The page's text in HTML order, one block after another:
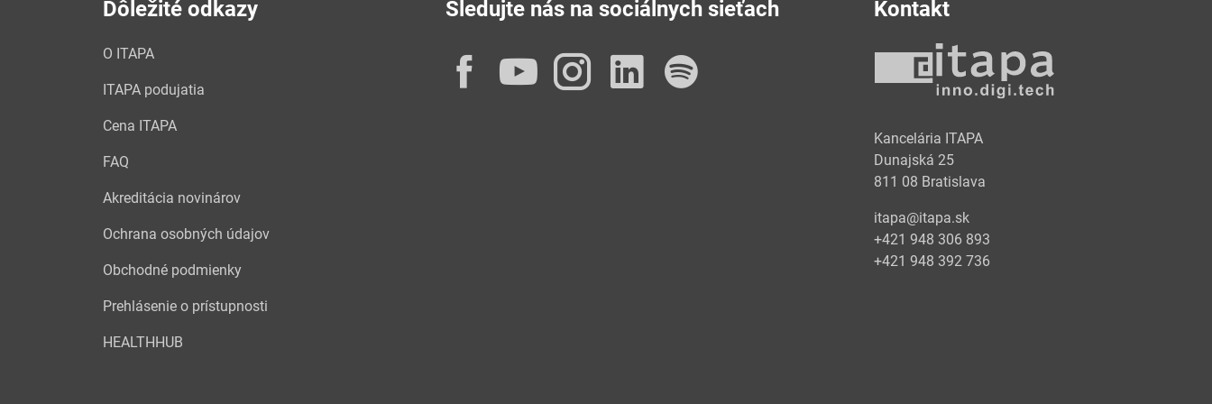
Dôležité odkazy
O ITAPA
ITAPA podujatia
Cena ITAPA
FAQ
Akreditácia novinárov
Ochrana osobných údajov
Obchodné podmienky
Prehlásenie o prístupnosti
HEALTHHUB
Sledujte nás na sociálnych sieťach
Facebook
YouTube
Instagram
LinkedIn
Kontakt
Kancelária ITAPA
Dunajská 25
811 08 Bratislava
itapa@itapa.sk
+421 948 306 893
+421 948 392 736